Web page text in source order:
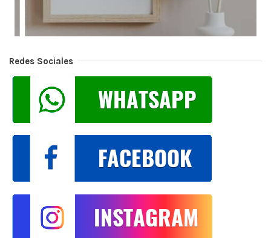
Redes Sociales